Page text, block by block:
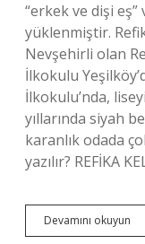
“erkek ve dişi eş”
yüklenmiştir.
Nevşehirli olan
İlkokulu
İlkokulu’nda,
yıllarında siyah
karanlık odada
yazılır? REFİKA
Devamını okuyun
I